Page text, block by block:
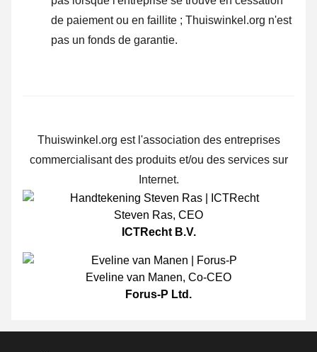
de paiement ou en faillite ; Thuiswinkel.org n'est
pas un fonds de garantie.
Thuiswinkel.org est l'association des entreprises
commercialisant des produits et/ou des services sur
Internet.
Steven Ras, CEO
ICTRecht B.V.
Eveline van Manen, Co-CEO
Forus-P Ltd.